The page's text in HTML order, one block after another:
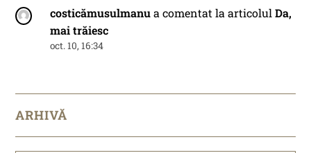
costicămusulmanua comentat la articolulDa,
mai trăiesc
oct. 10, 16:34
ARHIVĂ
Arhivă